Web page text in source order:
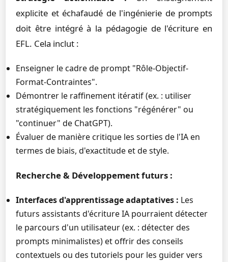
explicite et échafaudé de l'ingénierie de prompts
doit être intégré à la pédagogie de l'écriture en
EFL. Cela inclut :
Enseigner le cadre de prompt "Rôle-Objectif-
Format-Contraintes".
Démontrer le raffinement itératif (ex. : utiliser
stratégiquement les fonctions "régénérer" ou
"continuer" de ChatGPT).
Évaluer de manière critique les sorties de l'IA en
termes de biais, d'exactitude et de style.
Recherche & Développement futurs :
Interfaces d'apprentissage adaptatives : Les
futurs assistants d'écriture IA pourraient détecter
le parcours d'un utilisateur (ex. : détecter des
prompts minimalistes) et offrir des conseils
contextuels ou des tutoriels pour les guider vers